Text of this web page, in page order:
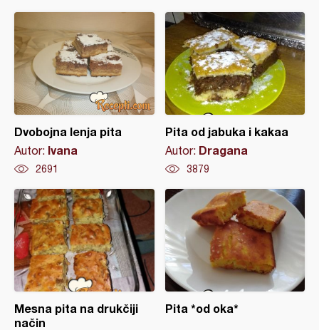
Dvobojna lenja pita
Autor: Ivana
2691
Pita od jabuka i kakaa
Autor: Dragana
3879
Mesna pita na drukčiji
način
Pita *od oka*